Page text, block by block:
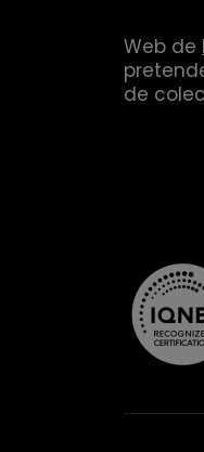
Web de
de